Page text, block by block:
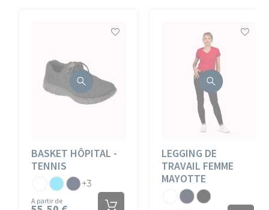
BASKET HÔPITAL -
TENNIS
A partir de
BlancAtollMarine
+3
LEGGING DE
TRAVAIL FEMME
MAYOTTE
JerseyJerseyJersey